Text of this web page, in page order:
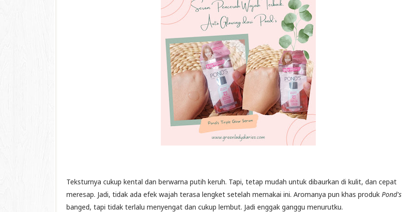
Teksturnya cukup kental dan berwarna putih keruh. Tapi, tetap mudah untuk dibaurkan di kulit, dan cepat
meresap. Jadi, tidak ada efek wajah terasa lengket setelah memakai ini. Aromanya pun khas produk Pond's
banged, tapi tidak terlalu menyengat dan cukup lembut. Jadi enggak ganggu menurutku.